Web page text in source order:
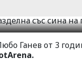
Ганев от 3